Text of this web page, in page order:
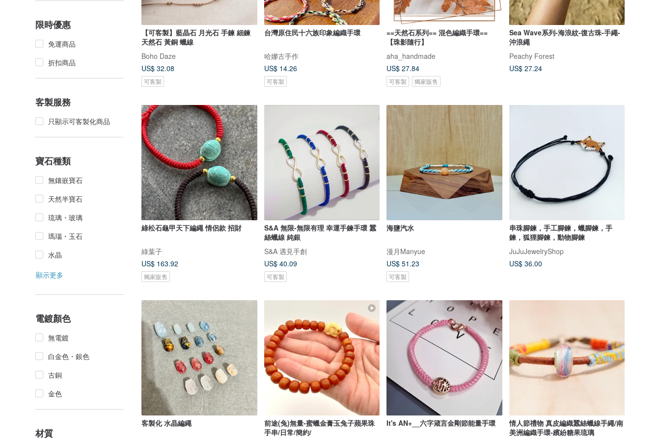
限時優惠
免運商品
折扣商品
客製服務
只顯示可客製化商品
寶石種類
無鑲嵌寶石
天然半寶石
琉璃・玻璃
瑪瑙・玉石
水晶
顯示更多
電鍍顏色
無電鍍
白金色・銀色
古銅
金色
材質
【可客製】藍晶石 月光石 手鍊 細鍊
天然石 黃銅 蠟線
Boho Daze
US$ 32.08
可客製
台灣原住民十六族印象編織手環
哈娜古手作
US$ 14.26
可客製
==天然石系列== 混色編織手環==
【珠影隨行】
aha_handmade
US$ 27.84
可客製 獨家販售
Sea Wave系列-海浪紋-復古珠-手繩-
沖浪繩
Peachy Forest
US$ 27.24
綠松石龜甲天下編繩 情侶款 招財
綠葉子
US$ 163.92
獨家販售
S&A 無限-無限有理 幸運手鍊手環 蠶
絲蠟線 純銀
S&A 遇見手創
US$ 40.09
可客製
海鹽汽水
漫月Manyue
US$ 51.23
可客製
串珠腳鍊，手工腳鍊，蠟腳鍊，手
鍊，狐狸腳鍊，動物腳鍊
JuJuJewelryShop
US$ 36.00
客製化 水晶編繩
前途(兔)無量-蜜蠟金膏玉兔子蘋果珠
手串/日常/簡約/
It's AN+__六字箴言金剛節能量手環
情人節禮物 真皮編織蠶絲蠟線手繩/南
美洲編織手環-繽紛糖果琉璃